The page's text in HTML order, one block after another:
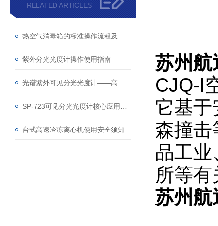
RELATED ARTICLES
紫外分光光度计操作使用指南
台式高速冷冻离心机使用安全须知
苏州航
CJQ-I
它基于
森撞击
品工
所等
苏州航